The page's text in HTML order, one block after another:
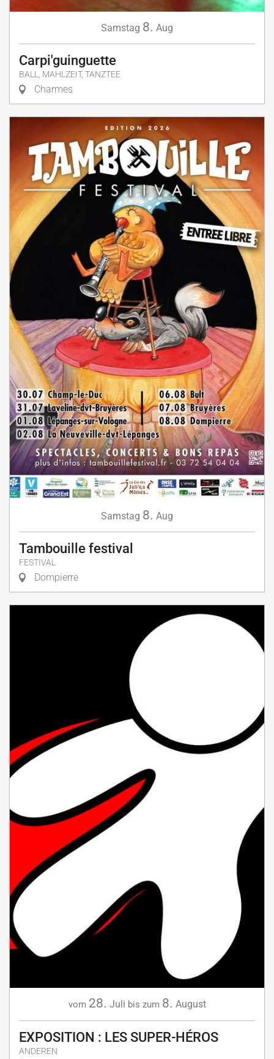
Samstag 8. Aug
Carpi'guinguette
BALL, MAHLZEIT, TANZTEE
Charmes
Samstag 8. Aug
Tambouille festival
FESTIVAL
Dompierre
vom 28. Juli bis zum 8. August
EXPOSITION : LES SUPER-HÉROS
ANDEREN